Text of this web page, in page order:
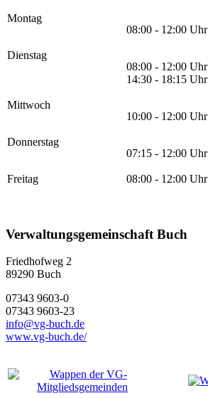
Montag
08:00 - 12:00 Uhr
Dienstag
08:00 - 12:00 Uhr
14:30 - 18:15 Uhr
Mittwoch
10:00 - 12:00 Uhr
Donnerstag
07:15 - 12:00 Uhr
Freitag 08:00 - 12:00 Uhr
Verwaltungsgemeinschaft Buch
Friedhofweg 2
89290 Buch
07343 9603-0
07343 9603-23
info@vg-buch.de
www.vg-buch.de/